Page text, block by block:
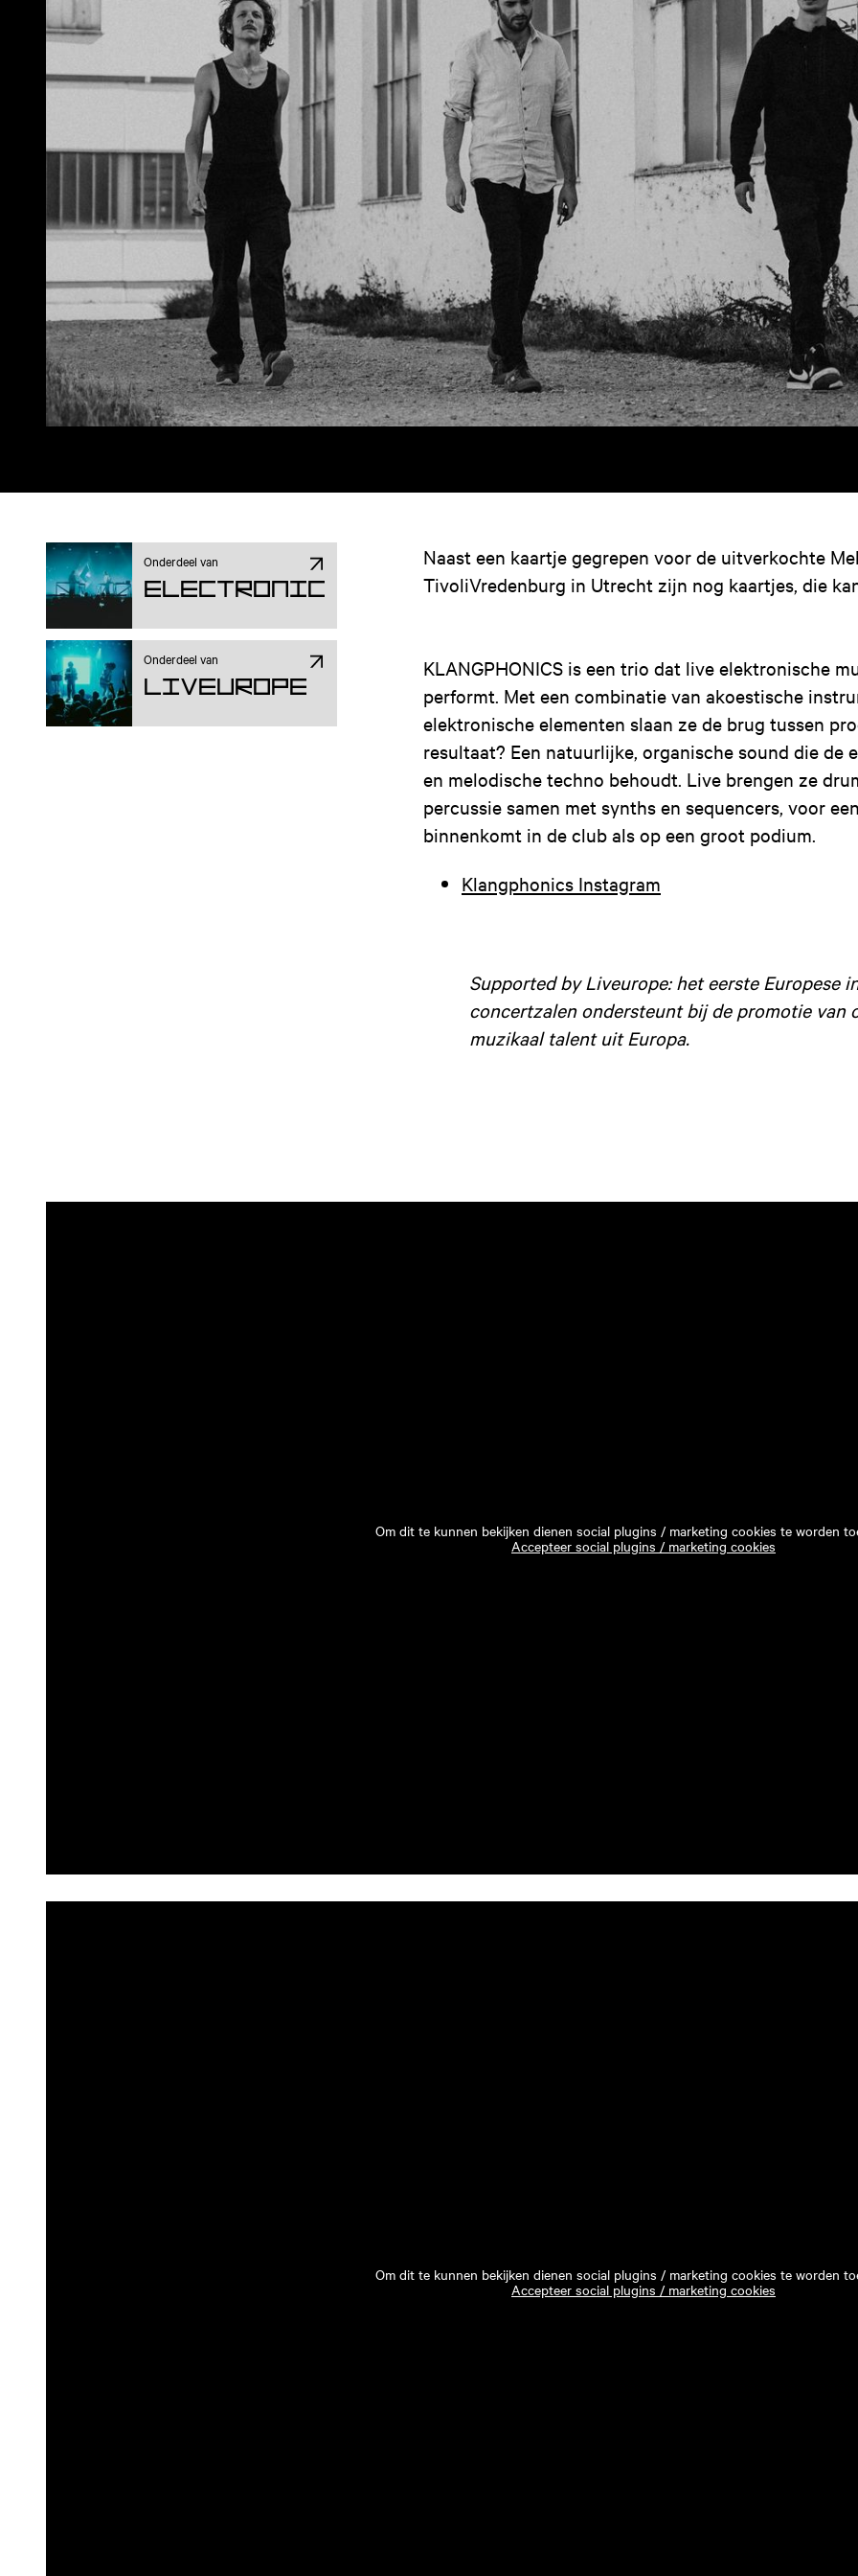
Onderdeel van
Electronic
Onderdeel van
Liveurope
Naast een kaartje gegrepen voor de uitverkochte
TivoliVredenburg in Utrecht zijn nog kaartjes, die
KLANGPHONICS is een trio dat live elektronische
performt. Met een combinatie van akoestische
elektronische elementen slaan ze de brug tussen
resultaat? Een natuurlijke, organische sound die de
en melodische techno behoudt. Live brengen ze
percussie samen met synths en sequencers, voor
binnenkomt in de club als op een groot podium.
Klangphonics Instagram
Supported by Liveurope: het eerste Europese
concertzalen ondersteunt bij de promotie van
muzikaal talent uit Europa.
Om dit te kunnen bekijken dienen social plugins / marketing cookies te worden
Accepteer social plugins / marketing cookies
Om dit te kunnen bekijken dienen social plugins / marketing cookies te worden
Accepteer social plugins / marketing cookies